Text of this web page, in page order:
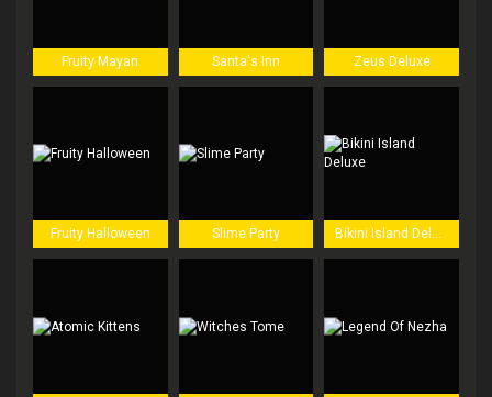
Fruity Mayan Santa's Inn Zeus Deluxe
Fruity Halloween Slime Party Bikini Island Deluxe